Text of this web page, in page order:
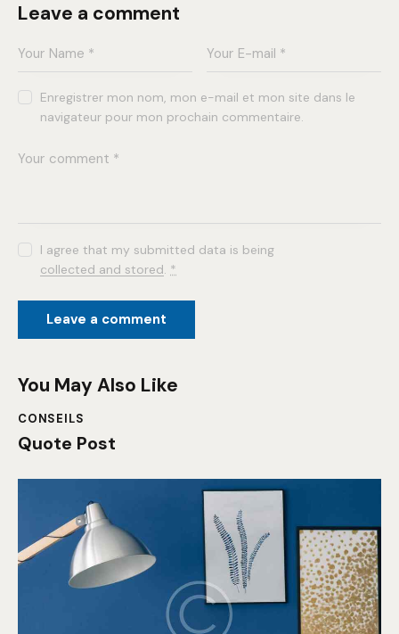
Leave a comment
Enregistrer mon nom, mon e-mail et mon site dans le
navigateur pour mon prochain commentaire.
I agree that my submitted data is being
collected and stored. *
You May Also Like
CONSEILS
Quote Post